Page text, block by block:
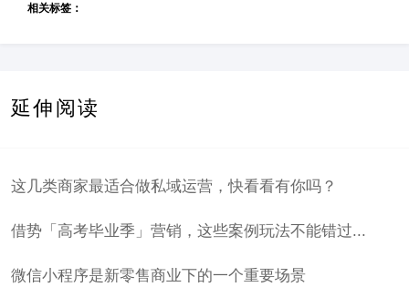
相关标签：
延伸阅读
这几类商家最适合做私域运营，快看看有你吗？
借势「高考毕业季」营销，这些案例玩法不能错过...
微信小程序是新零售商业下的一个重要场景